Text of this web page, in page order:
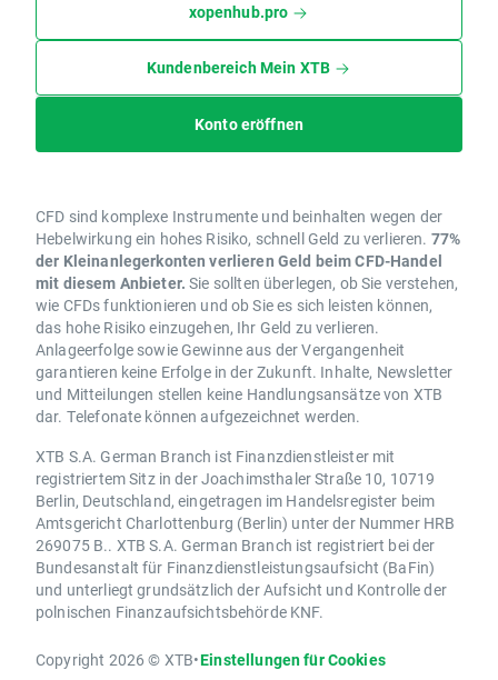
xopenhub.pro
Kundenbereich Mein XTB
Konto eröffnen
CFD sind komplexe Instrumente und beinhalten wegen der
Hebelwirkung ein hohes Risiko, schnell Geld zu verlieren. 77%
der Kleinanlegerkonten verlieren Geld beim CFD-Handel
mit diesem Anbieter. Sie sollten überlegen, ob Sie verstehen,
wie CFDs funktionieren und ob Sie es sich leisten können,
das hohe Risiko einzugehen, Ihr Geld zu verlieren.
Anlageerfolge sowie Gewinne aus der Vergangenheit
garantieren keine Erfolge in der Zukunft. Inhalte, Newsletter
und Mitteilungen stellen keine Handlungsansätze von XTB
dar. Telefonate können aufgezeichnet werden.
XTB S.A. German Branch ist Finanzdienstleister mit
registriertem Sitz in der Joachimsthaler Straße 10, 10719
Berlin, Deutschland, eingetragen im Handelsregister beim
Amtsgericht Charlottenburg (Berlin) unter der Nummer HRB
269075 B.. XTB S.A. German Branch ist registriert bei der
Bundesanstalt für Finanzdienstleistungsaufsicht (BaFin)
und unterliegt grundsätzlich der Aufsicht und Kontrolle der
polnischen Finanzaufsichtsbehörde KNF.
Copyright 2026 © XTB•Einstellungen für Cookies